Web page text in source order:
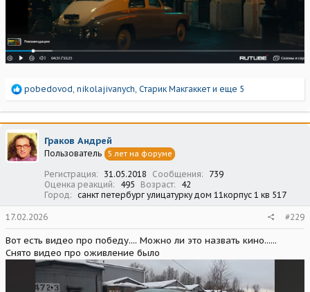
Р
а
к
ц
и
и
pobedovod, nikolajivanych, Старик Макгаккет и еще 5
Граков Андрей
Пользователь 5 лет на форуме
Регистрация 31.05.2018 Сообщения
739
Оценка реакций
495 Возраст
42
Город
санкт петербург улицатурку дом 11корпус 1 кв 517
17.02.2026 #229
Вот есть видео про победу.... Можно ли это назвать кино......
Снято видео про оживление было